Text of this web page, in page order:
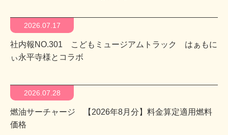
2026.07.17
社内報NO.301 こどもミュージアムトラック はぁもに
ぃ永平寺様とコラボ
2026.07.28
燃油サーチャージ 【2026年8月分】料金算定適用燃料
価格